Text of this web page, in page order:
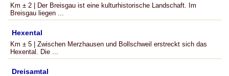
Km ± 2 | Der Breisgau ist eine kulturhistorische Landschaft. Im
Breisgau liegen ...
Hexental
Km ± 5 | Zwischen Merzhausen und Bollschweil erstreckt sich das
Hexental. Die ...
Dreisamtal